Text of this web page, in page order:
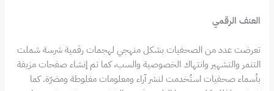
العنف الرقمي
تعرضت عدد من الصحفيات بشكل منهجي لهجمات رقمية شرسة شملت
التنمر والتشهير وانتهاك الخصوصية والسب، كما تم إنشاء صفحات مزيفة
بأسماء صحفيات استُخدمت لنشر آراء ومعلومات مغلوطة ومضرّة. كما